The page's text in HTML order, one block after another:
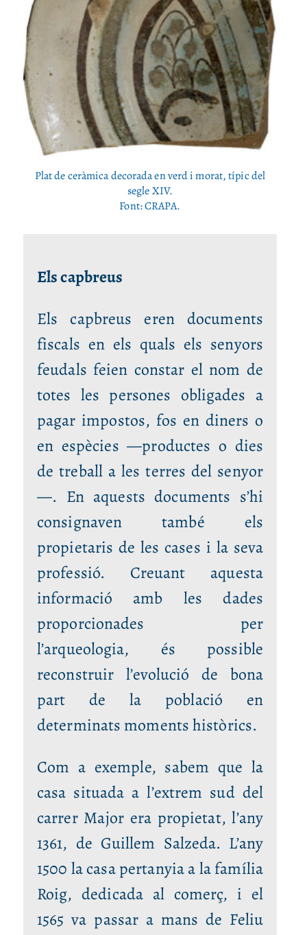
Plat de ceràmica decorada en verd i morat, típic del
segle XIV.
Font: CRAPA.
Els capbreus
Els capbreus eren documents
fiscals en els quals els senyors
feudals feien constar el nom de
totes les persones obligades a
pagar impostos, fos en diners o
en espècies —productes o dies
de treball a les terres del senyor
—. En aquests documents s’hi
consignaven també els
propietaris de les cases i la seva
professió. Creuant aquesta
informació amb les dades
proporcionades per
l’arqueologia, és possible
reconstruir l’evolució de bona
part de la població en
determinats moments històrics.
Com a exemple, sabem que la
casa situada a l’extrem sud del
carrer Major era propietat, l’any
1361, de Guillem Salzeda. L’any
1500 la casa pertanyia a la família
Roig, dedicada al comerç, i el
1565 va passar a mans de Feliu